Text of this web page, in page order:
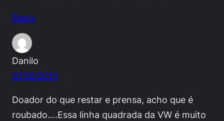
Reply
Danilo
01/12/2015
Doador do que restar e prensa, acho que é
roubado….Essa linha quadrada da VW é muito